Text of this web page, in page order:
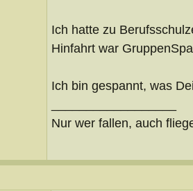
Ich hatte zu
Hinfahrt war
Ich bin gespannt, was
Nur wer fallen, auch